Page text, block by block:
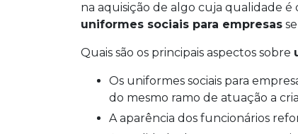
na aquisição de algo cuja qualidade
uniformes sociais para empresas
Quais são os principais aspectos sobre
Os uniformes sociais para empresas induzem clientes, a comunidade demais integrantes
do mesmo ramo de atuação a
A aparência dos funcionários